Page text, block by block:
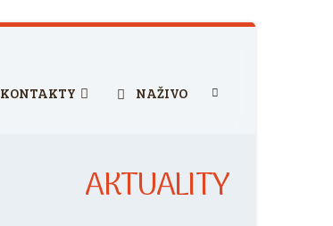
KONTAKTY NAŽIVO
AKTUALITY